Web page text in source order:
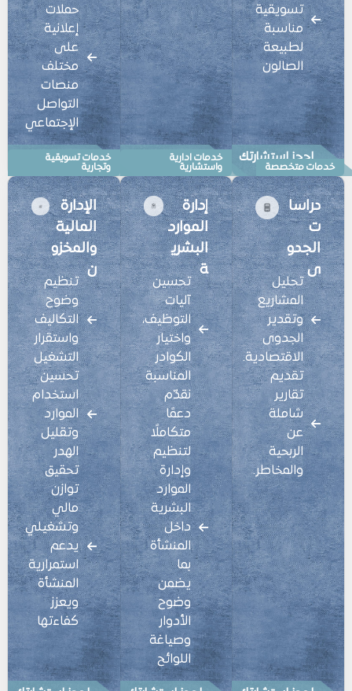
احجز استشارتك
تسويقية
مناسبة
لطبيعة
الصالون
خدمات متخصصة
احجز استشارتك
خدمات ادارية
واستشارية
احجز استشارتك
حملات
إعلانية
على
مختلف
منصات
التواصل
الإجتماعي
خدمات تسويقية
وتجارية
دراسا
ت
الجدو
ى
تحليل
المشاريع
وتقدير
الجدوى
الاقتصادية.
تقديم
تقارير
شاملة
عن
الربحية
والمخاطر.
إدارة
الموارد
البشري
ة
تحسين
آليات
التوظيف،
واختيار
الكوادر
المناسبة
نقدّم
دعمًا
متكاملًا
لتنظيم
وإدارة
الموارد
البشرية
داخل
المنشأة
بما
يضمن
وضوح
الأدوار
وصياغة
اللوائح
الإدارة
المالية
والمخزو
ن
تنظيم
وضوح
التكاليف
واستقرار
التشغيل
تحسين
استخدام
الموارد
وتقليل
الهدر
تحقيق
توازن
مالي
وتشغيلي
يدعم
استمرارية
المنشأة
ويعزز
كفاءتها